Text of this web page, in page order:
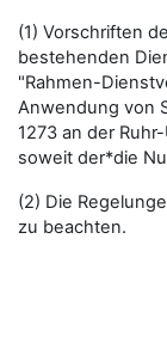
(1) Vorschriften
bestehenden
"Rahmen-
Anwendung von
1273 an der
soweit der*die
(2) Die
zu beachten.